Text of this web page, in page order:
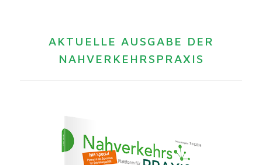
AKTUELLE AUSGABE DER
NAHVERKEHRSPRAXIS